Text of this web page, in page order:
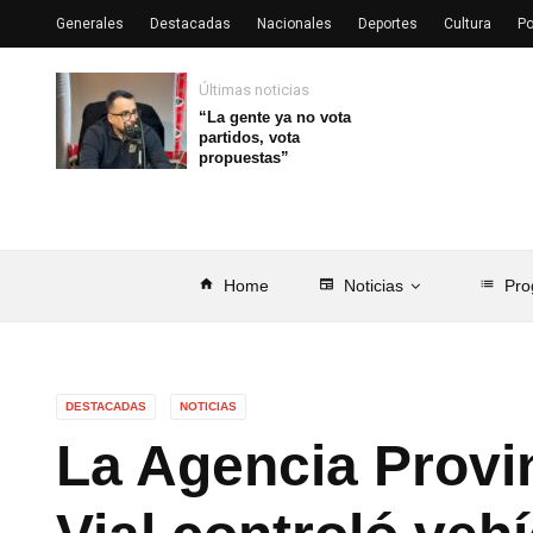
home Home newspaper Noticias list
Últimas noticias
“La gente ya no vota
partidos, vota
propuestas”
Generales Destacadas Nacionales Deportes Cultura
DESTACADAS NOTICIAS
La Agencia